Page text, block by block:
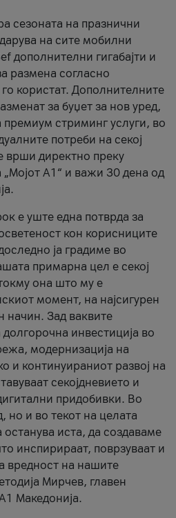
сезоната на празнични
на сите мобилни
дополнителни гигабајти и
размена согласно
користат. Дополнителните
за буџет за нов уред,
премиум стриминг услуги, во
потреби на секој
врши директно преку
„Мојот А1“ и важи 30 дена од
е уште една потврда за
кон корисниците
ја градиме во
примарна цел е секој
она што му е
момент, на најсигурен
начин. Зад ваквите
инвестиција во
модернизација на
и континуираниот развој на
секојдневието и
придобивки. Во
но и во текот на целата
иста, да создаваме
инспирираат, поврзуваат и
вредност на нашите
Мирчев, главен
Македонија.